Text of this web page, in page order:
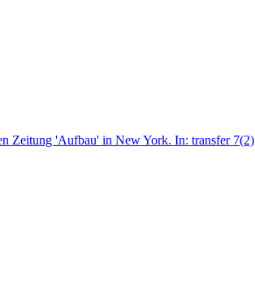
Zeitung 'Aufbau' in New York. In: transfer 7(2)